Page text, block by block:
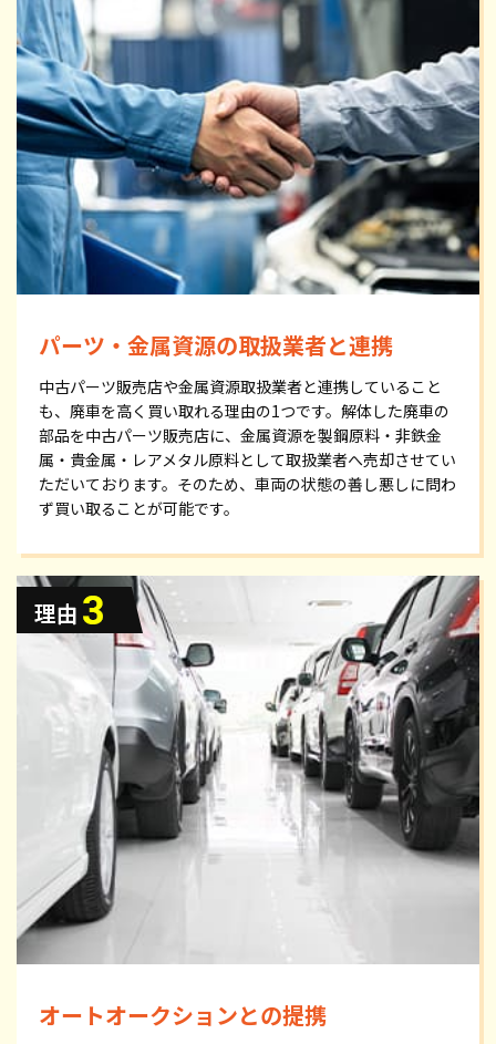
パーツ・金属資源の取扱業者と連携
中古パーツ販売店や金属資源取扱業者と連携していること
も、廃車を高く買い取れる理由の1つです。解体した廃車の
部品を中古パーツ販売店に、金属資源を製鋼原料・非鉄金
属・貴金属・レアメタル原料として取扱業者へ売却させてい
ただいております。そのため、車両の状態の善し悪しに問わ
ず買い取ることが可能です。
オートオークションとの提携